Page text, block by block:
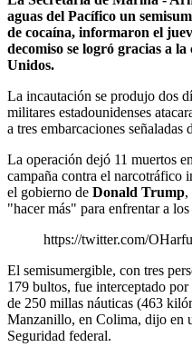
aguas del Pacífico un
de cocaína, informaron el
decomiso se logró gracias a
Unidos.
La incautación se produjo dos
militares estadounidenses
a tres embarcaciones señaladas
La operación dejó 11 muertos
campaña contra el narcotráfico
el gobierno de Donald Trump,
"hacer más" para enfrentar a los
https://twitter.com/
El semisumergible, con tres
179 bultos, fue interceptado
de 250 millas náuticas (463
Manzanillo, en Colima, dijo en
Seguridad federal.